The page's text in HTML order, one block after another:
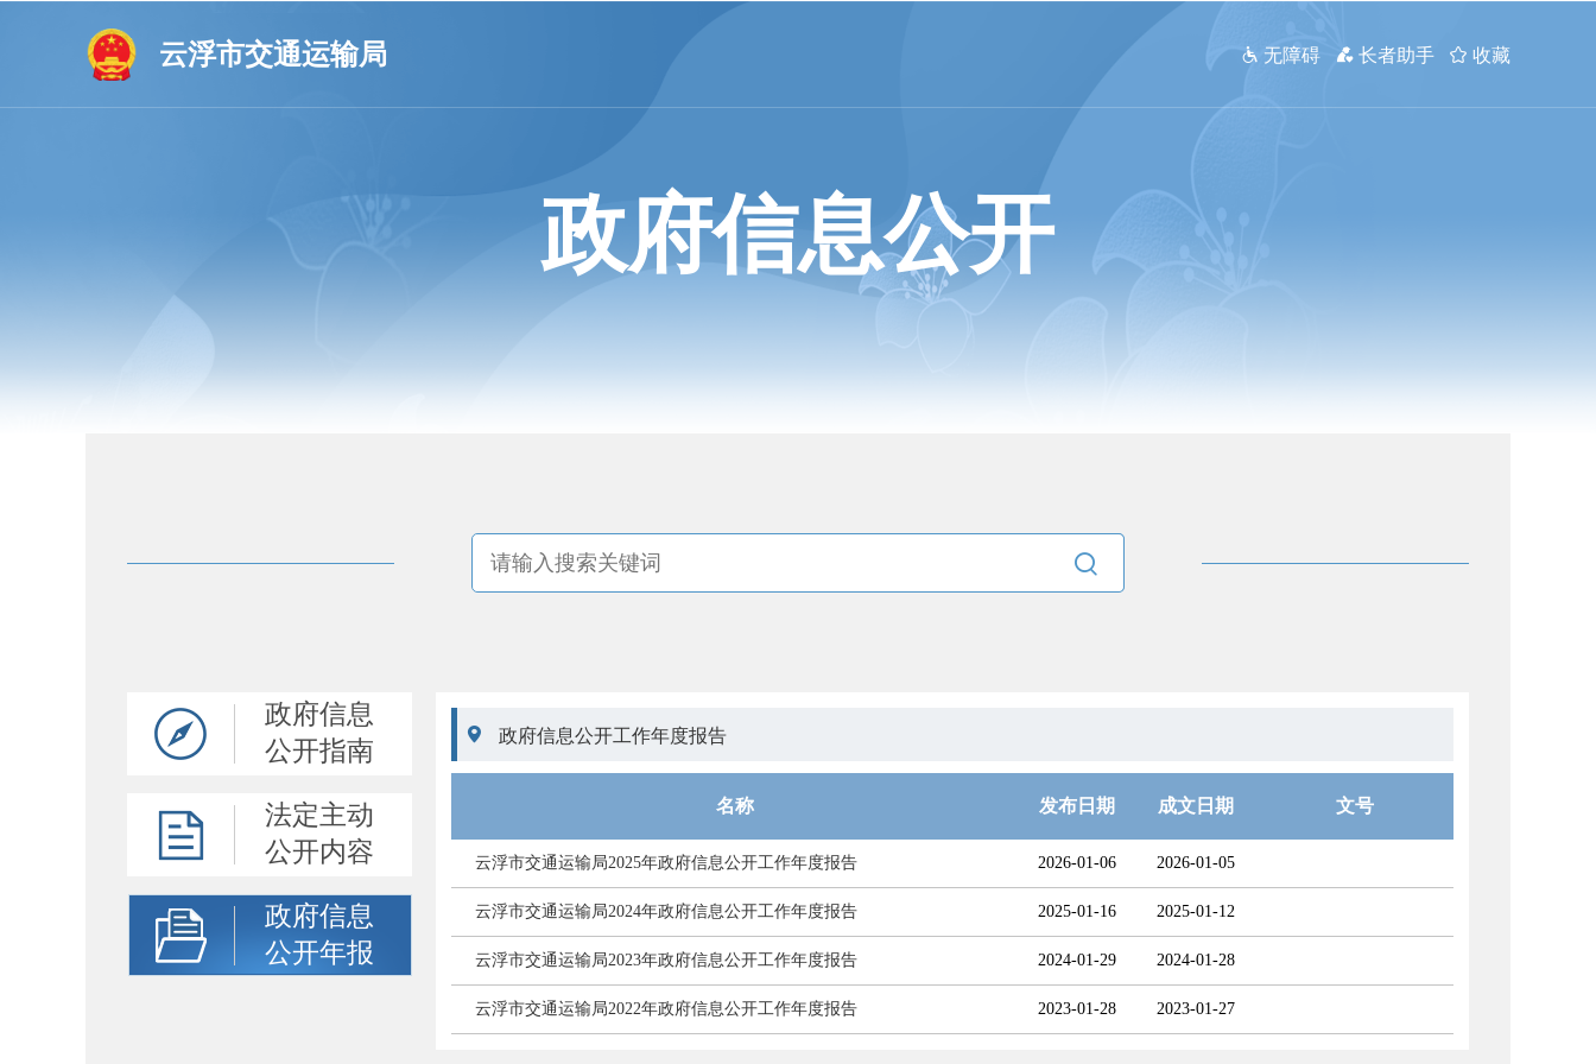
云浮市交通运输局  无障碍  长者助手  收藏
政府信息公开

政府信息
公开指南
法定主动
公开内容
政府信息
公开年报
 政府信息公开工作年度报告
名称 发布日期 成文日期 文号
云浮市交通运输局2025年政府信息公开工作年度报告 2026-01-06 2026-01-05
云浮市交通运输局2024年政府信息公开工作年度报告 2025-01-16 2025-01-12
云浮市交通运输局2023年政府信息公开工作年度报告 2024-01-29 2024-01-28
云浮市交通运输局2022年政府信息公开工作年度报告 2023-01-28 2023-01-27